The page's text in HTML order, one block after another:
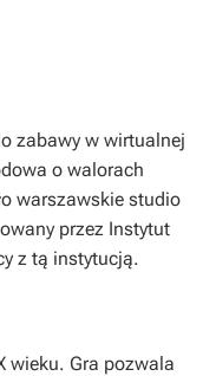
zabawy w wirtualnej
o walorach
warszawskie studio
przez Instytut
z tą instytucją.
wieku. Gra pozwala